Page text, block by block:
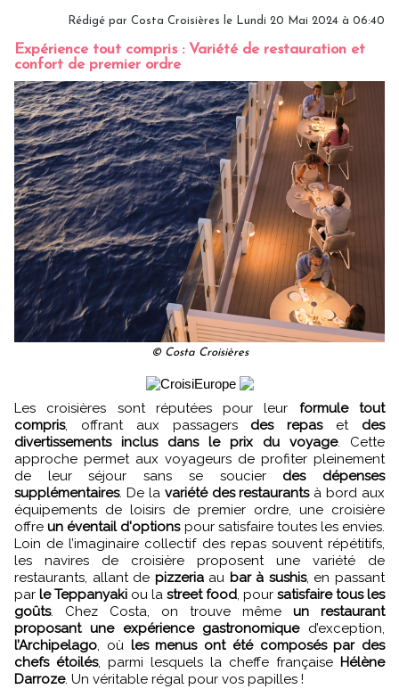
Rédigé par Costa Croisières le Lundi 20 Mai 2024 à 06:40
Expérience tout compris : Variété de restauration et
confort de premier ordre
© Costa Croisières
Les croisières sont réputées pour leur formule tout
compris, offrant aux passagers des repaset des
divertissements inclus dans le prix du voyage. Cette
approche permet aux voyageurs de profiter pleinement
de leur séjour sans se soucier des dépenses
supplémentaires. De la variété des restaurantsà bord aux
équipements de loisirs de premier ordre, une croisière
offreun éventail d'optionspour satisfaire toutes les envies.
Loin de l’imaginaire collectif des repas souvent répétitifs,
les navires de croisière proposent une variété de
restaurants, allant de pizzeriaau bar à sushis, en passant
par le Teppanyaki ou la street food, pour satisfaire tous les
goûts. Chez Costa, on trouve même un restaurant
proposant une expérience gastronomiqued’exception,
l’Archipelago, où les menus ont été composés par des
chefs étoilés, parmi lesquels la cheffe française Hélène
Darroze. Un véritable régal pour vos papilles !